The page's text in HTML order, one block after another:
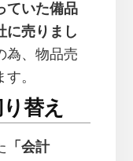
ていた備品
に売りまし
為、物品売
。
替え
「会計